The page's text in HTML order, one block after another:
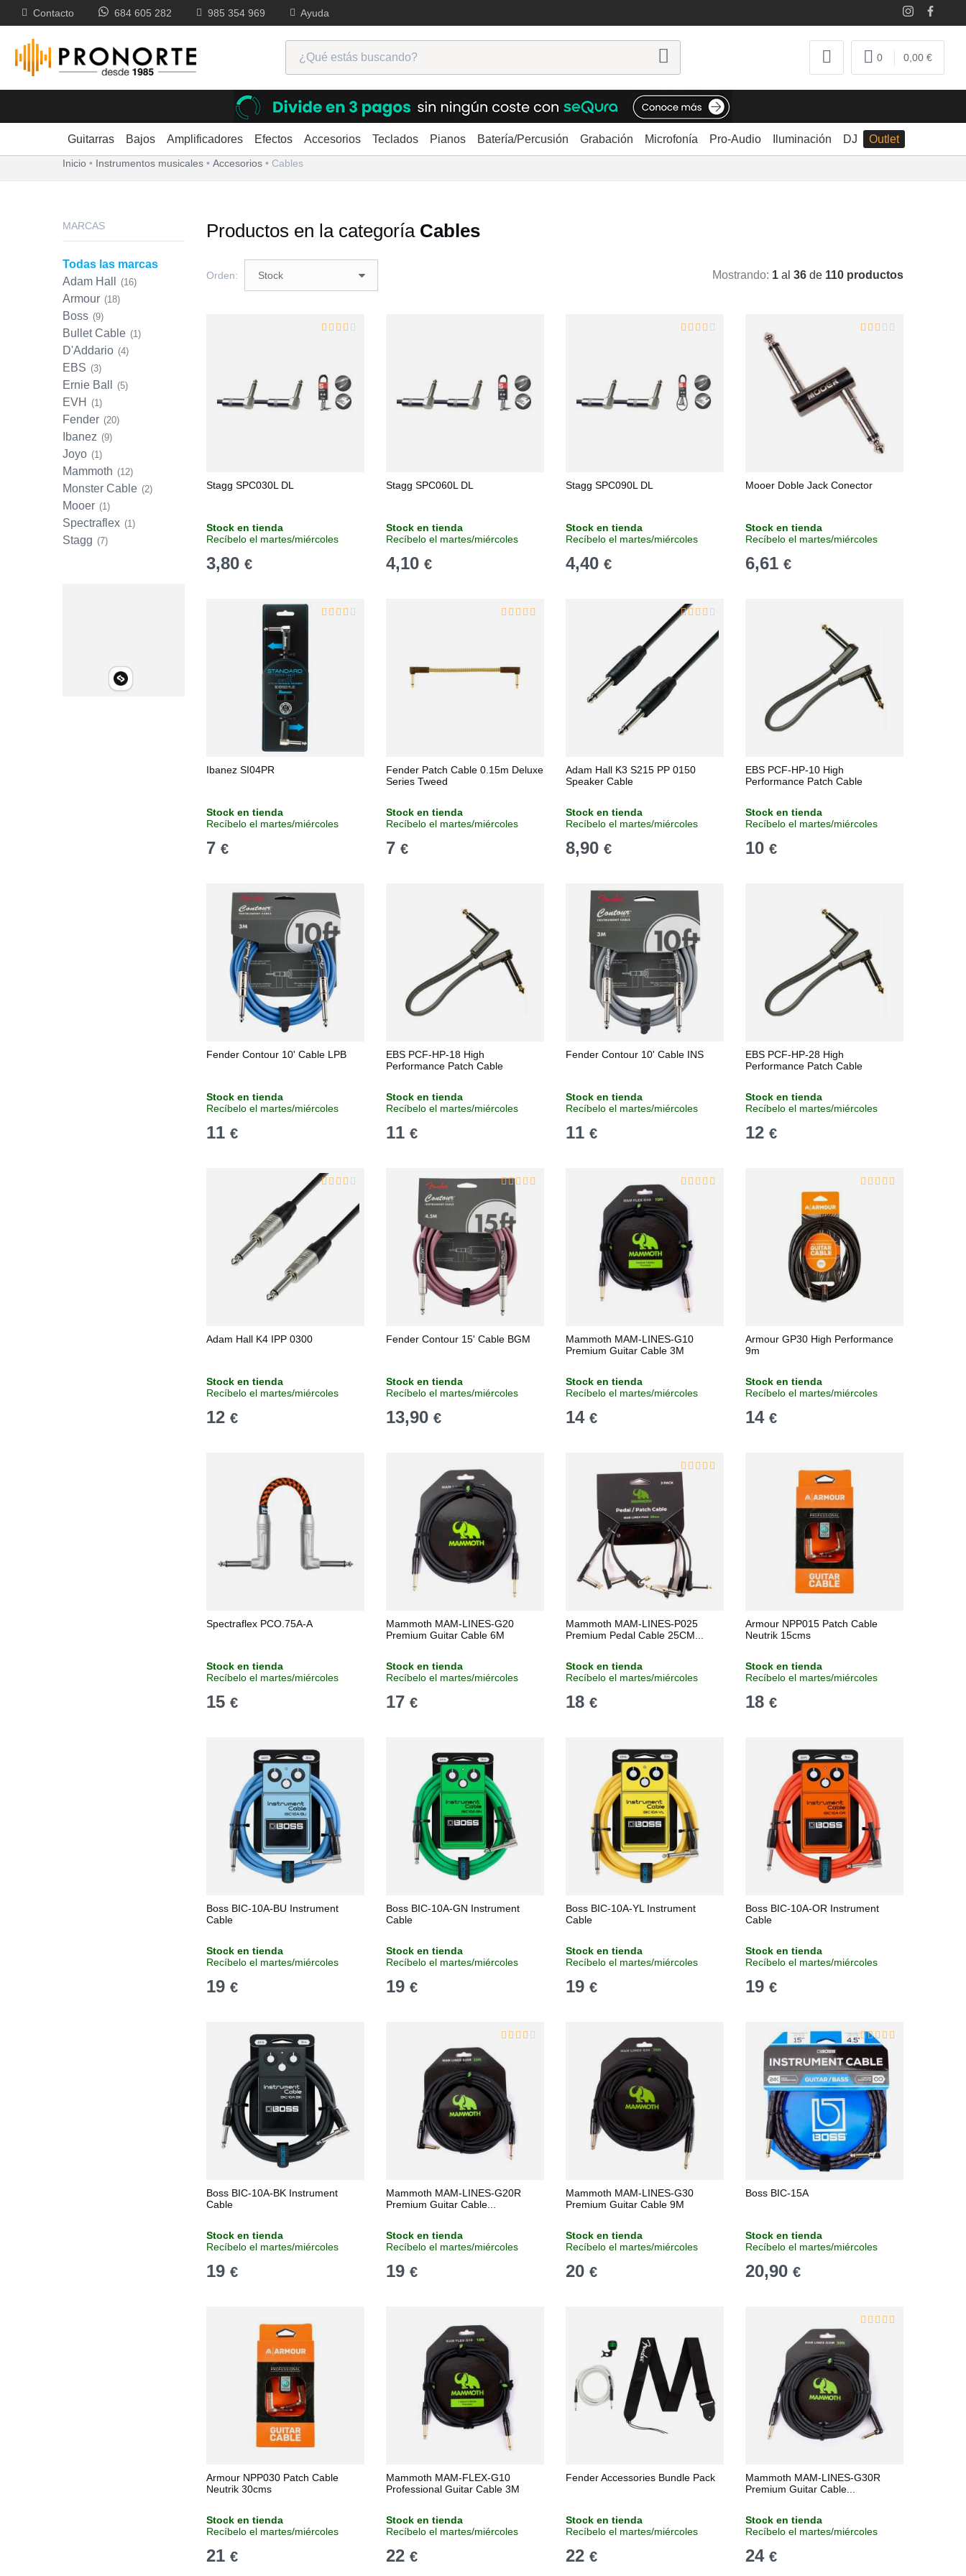
Contacto 684 605 282 985 354 969 Ayuda
0 0,00 €
Guitarras Bajos Amplificadores Efectos Accesorios Teclados Pianos Batería/Percusión Grabación Microfonía Pro-Audio Iluminación DJ Outlet
Cables para guitarra y bajo
Inicio Instrumentos musicales Accesorios Cables
Productos en la categoría Cables
Orden: Mostrando: 1 al 36 de 110 productos
Stagg SPC030L DL
Stock en tienda
Recíbelo el martes/miércoles
3,80 €
Stagg SPC060L DL
Stock en tienda
Recíbelo el martes/miércoles
4,10 €
Stagg SPC090L DL
Stock en tienda
Recíbelo el martes/miércoles
4,40 €
Mooer Doble Jack Conector
Stock en tienda
Recíbelo el martes/miércoles
6,61 €
Ibanez SI04PR
Stock en tienda
Recíbelo el martes/miércoles
7 €
Fender Patch Cable 0.15m Deluxe
Series Tweed
Stock en tienda
Recíbelo el martes/miércoles
7 €
Adam Hall K3 S215 PP 0150
Speaker Cable
Stock en tienda
Recíbelo el martes/miércoles
8,90 €
EBS PCF-HP-10 High
Performance Patch Cable
Stock en tienda
Recíbelo el martes/miércoles
10 €
Fender Contour 10' Cable LPB
Stock en tienda
Recíbelo el martes/miércoles
11 €
EBS PCF-HP-18 High
Performance Patch Cable
Stock en tienda
Recíbelo el martes/miércoles
11 €
Fender Contour 10' Cable INS
Stock en tienda
Recíbelo el martes/miércoles
11 €
EBS PCF-HP-28 High
Performance Patch Cable
Stock en tienda
Recíbelo el martes/miércoles
12 €
Adam Hall K4 IPP 0300
Stock en tienda
Recíbelo el martes/miércoles
12 €
Fender Contour 15' Cable BGM
Stock en tienda
Recíbelo el martes/miércoles
13,90 €
Mammoth MAM-LINES-G10
Premium Guitar Cable 3M
Stock en tienda
Recíbelo el martes/miércoles
14 €
Armour GP30 High Performance
9m
Stock en tienda
Recíbelo el martes/miércoles
14 €
Spectraflex PCO.75A-A
Stock en tienda
Recíbelo el martes/miércoles
15 €
Mammoth MAM-LINES-G20
Premium Guitar Cable 6M
Stock en tienda
Recíbelo el martes/miércoles
17 €
Mammoth MAM-LINES-P025
Premium Pedal Cable 25CM...
Stock en tienda
Recíbelo el martes/miércoles
18 €
Armour NPP015 Patch Cable
Neutrik 15cms
Stock en tienda
Recíbelo el martes/miércoles
18 €
Boss BIC-10A-BU Instrument
Cable
Stock en tienda
Recíbelo el martes/miércoles
19 €
Boss BIC-10A-GN Instrument
Cable
Stock en tienda
Recíbelo el martes/miércoles
19 €
Boss BIC-10A-YL Instrument
Cable
Stock en tienda
Recíbelo el martes/miércoles
19 €
Boss BIC-10A-OR Instrument
Cable
Stock en tienda
Recíbelo el martes/miércoles
19 €
Boss BIC-10A-BK Instrument
Cable
Stock en tienda
Recíbelo el martes/miércoles
19 €
Mammoth MAM-LINES-G20R
Premium Guitar Cable...
Stock en tienda
Recíbelo el martes/miércoles
19 €
Mammoth MAM-LINES-G30
Premium Guitar Cable 9M
Stock en tienda
Recíbelo el martes/miércoles
20 €
Boss BIC-15A
Stock en tienda
Recíbelo el martes/miércoles
20,90 €
Armour NPP030 Patch Cable
Neutrik 30cms
Stock en tienda
Recíbelo el martes/miércoles
21 €
Mammoth MAM-FLEX-G10
Professional Guitar Cable 3M
Stock en tienda
Recíbelo el martes/miércoles
22 €
Fender Accessories Bundle Pack
Stock en tienda
Recíbelo el martes/miércoles
22 €
Mammoth MAM-LINES-G30R
Premium Guitar Cable...
Stock en tienda
Recíbelo el martes/miércoles
24 €
MARCAS
Todas las marcas
Adam Hall
(16)
Armour (18)
Boss (9)
Bullet Cable (1)
D'Addario (4)
EBS (3)
Ernie Ball (5)
EVH (1)
Fender (20)
Ibanez (9)
Joyo (1)
Mammoth (12)
Monster Cable (2)
Mooer (1)
Spectraflex (1)
Stagg (7)